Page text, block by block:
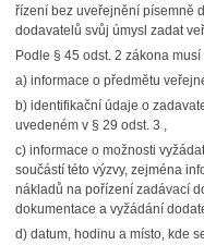
řízení bez uveřejnění písemně
dodavatelů svůj úmysl zadat
Podle § 45 odst. 2 zákona
a) informace o předmětu
b) identifikační údaje o
uvedeném v § 29 odst. 3 ,
c) informace o možnosti
součástí této výzvy, zejména
nákladů na pořízení zadávací
dokumentace a vyžádání
d) datum, hodinu a místo, kde